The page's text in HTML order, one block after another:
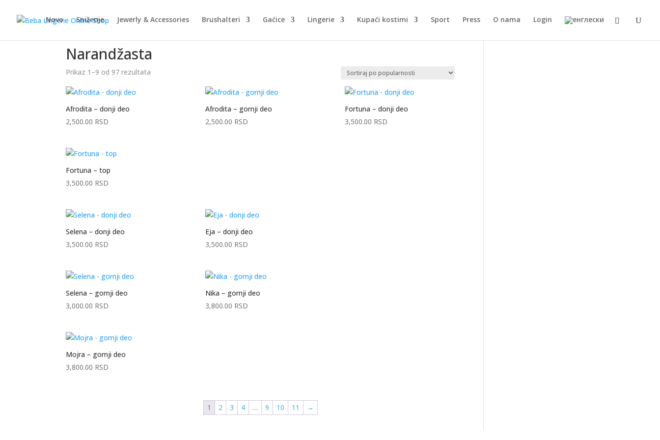
Novo Sniženje Jewerly & Accessories Brushalteri Gaćice Lingerie Kupaći kostimi Sport Press O nama
Login
Narandžasta
Prikaz 1–9 od 97 rezultata
Afrodita – donji deo
2,500.00 RSD
Afrodita – gornji deo
2,500.00 RSD
Fortuna – donji deo
3,500.00 RSD
Fortuna – top
3,500.00 RSD
Selena – donji deo
3,500.00 RSD
Eja – donji deo
3,500.00 RSD
Selena – gornji deo
3,000.00 RSD
Nika – gornji deo
3,800.00 RSD
Mojra – gornji deo
3,800.00 RSD
1 2 3 4 … 9 10 11 →